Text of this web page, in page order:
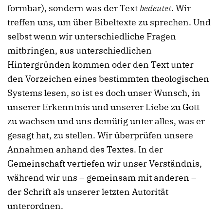
formbar), sondern was der Textbedeutet. Wir
treffen uns, um über Bibeltexte zu sprechen. Und
selbst wenn wir unterschiedliche Fragen
mitbringen, aus unterschiedlichen
Hintergründen kommen oder den Text unter
den Vorzeichen eines bestimmten theologischen
Systems lesen, so ist es doch unser Wunsch, in
unserer Erkenntnis und unserer Liebe zu Gott
zu wachsen und uns demütig unter alles, was er
gesagt hat, zu stellen. Wir überprüfen unsere
Annahmen anhand des Textes. In der
Gemeinschaft vertiefen wir unser Verständnis,
während wir uns – gemeinsam mit anderen –
der Schrift als unserer letzten Autorität
unterordnen.